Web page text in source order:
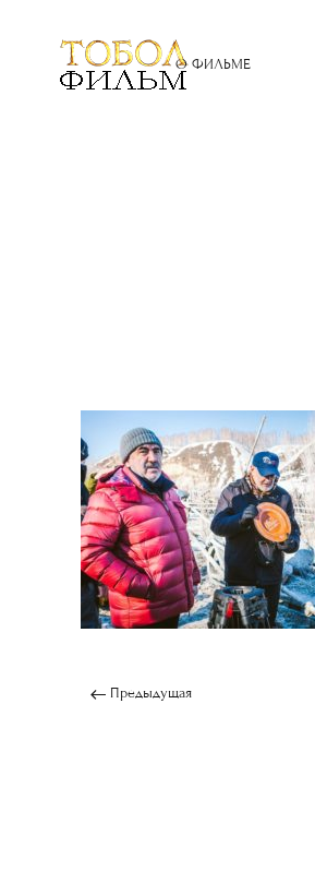
О ФИЛЬМЕ
Предыдущая